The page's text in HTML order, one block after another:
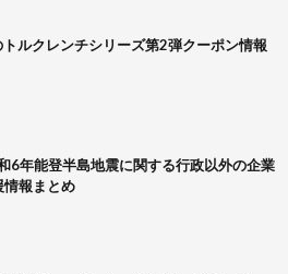
トルクレンチシリーズ第2弾クーポン情報
6年能登半島地震に関する行政以外の企業
情報まとめ